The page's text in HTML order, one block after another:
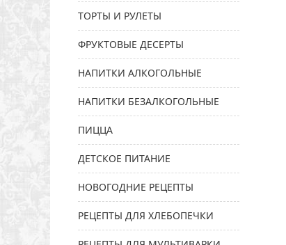
ТОРТЫ И РУЛЕТЫ
ФРУКТОВЫЕ ДЕСЕРТЫ
НАПИТКИ АЛКОГОЛЬНЫЕ
НАПИТКИ БЕЗАЛКОГОЛЬНЫЕ
ПИЦЦА
ДЕТСКОЕ ПИТАНИЕ
НОВОГОДНИЕ РЕЦЕПТЫ
РЕЦЕПТЫ ДЛЯ ХЛЕБОПЕЧКИ